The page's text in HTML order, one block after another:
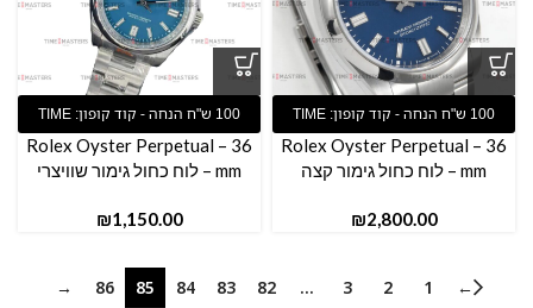
Rolex Oyster Perpetual – 36
mm – לוח כחול גימור קצה
₪
Rolex Oyster Perpetual – 36
mm – לוח כחול גימור שוויצרי
₪
←
1
2
3
…
82
83
84
85
86
→